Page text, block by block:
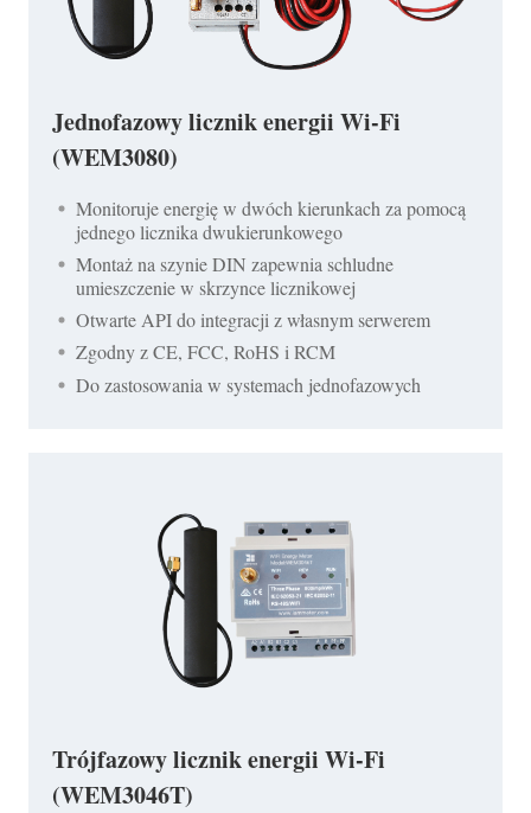
Jednofazowy licznik energii Wi-Fi
(WEM3080)
Monitoruje energię w dwóch kierunkach za pomocą
jednego licznika dwukierunkowego
Montaż na szynie DIN zapewnia schludne
umieszczenie w skrzynce licznikowej
Otwarte API do integracji z własnym serwerem
Zgodny z CE, FCC, RoHS i RCM
Do zastosowania w systemach jednofazowych
Trójfazowy licznik energii Wi-Fi
(WEM3046T)